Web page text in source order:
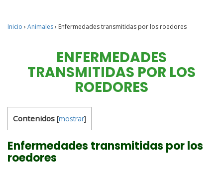
Inicio › Animales› Enfermedades transmitidas por los roedores
ENFERMEDADES
TRANSMITIDAS POR LOS
ROEDORES
Contenidos [mostrar]
Enfermedades transmitidas por los
roedores